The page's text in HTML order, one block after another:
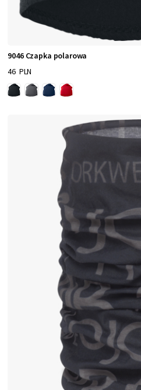
9046 Czapka polarowa
46 PLN